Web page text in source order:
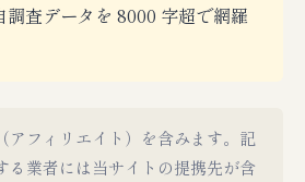
調査データを 8000 字超で網羅
フィリエイト）を含みます。記
る業者には当サイトの提携先が含